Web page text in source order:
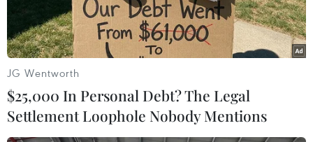
JG Wentworth
$25,000 In Personal Debt? The Legal
Settlement Loophole Nobody Mentions